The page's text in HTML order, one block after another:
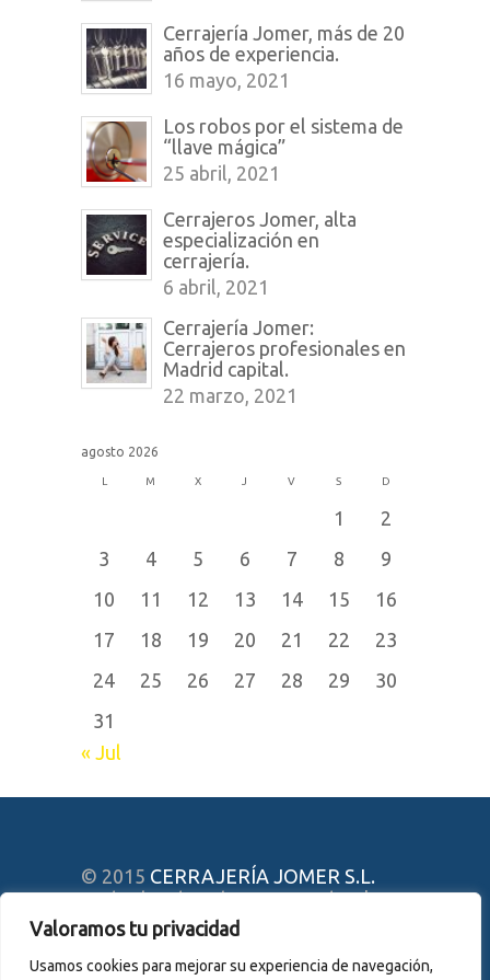
Valoramos tu privacidad
Usamos cookies para mejorar su experiencia de navegación,
Cerrajería Jomer, más de 20
años de experiencia.
16 mayo, 2021
Los robos por el sistema de
“llave mágica”
25 abril, 2021
Cerrajeros Jomer, alta
especialización en
cerrajería.
6 abril, 2021
Cerrajería Jomer:
Cerrajeros profesionales en
Madrid capital.
22 marzo, 2021
agosto 2026
L M X J V S D
1
2
3
4 5 6 7 8
9
10
11 12 13 14 15
16
17
18 19 20 21 22
23
24
25 26 27 28 29
30
31
« Jul
© 2015 CERRAJERÍA JOMER S.L.
Todos los derechos reservados. |
Aviso legal y Política de Privacidad